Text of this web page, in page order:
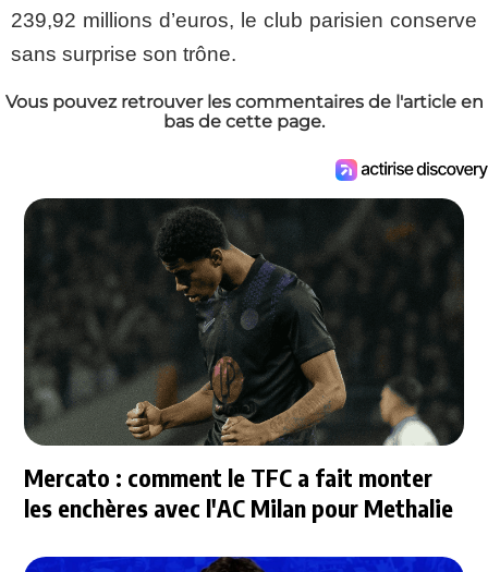
239,92 millions d’euros, le club parisien conserve
sans surprise son trône.
Vous pouvez retrouver les commentaires de l'article en
bas de cette page.
Mercato : comment le TFC a fait monter
les enchères avec l'AC Milan pour Methalie